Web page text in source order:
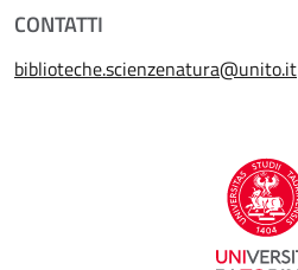
CONTATTI
biblioteche.scienzenatura@unito.it